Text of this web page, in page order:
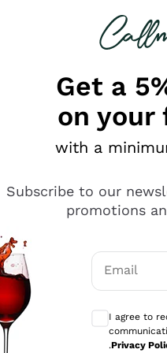
looking for
Get a
on
with a
Subscribe to our
promotions
Email
I agree to
.Privacy